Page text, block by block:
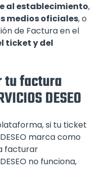
al establecimiento,
medios oficiales, o
de Factura en el
ticket y del
tu factura
DESEO
si tu ticket
DESEO marca como
facturar
DESEO no funciona,